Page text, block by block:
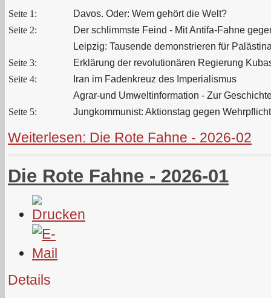
Seite 1:
Davos. Oder: Wem gehört die Welt?
Seite 2:
Der schlimmste Feind - Mit Antifa-Fahne
Leipzig: Tausende demonstrieren für
Seite 3:
Erklärung der revolutionären Regierung
Seite 4:
Iran im Fadenkreuz des Imperialismus
Agrar-und Umweltinformation - Zur
Seite 5:
Jungkommunist: Aktionstag gegen
Weiterlesen: Die Rote Fahne - 2026-02
Die Rote Fahne - 2026-01
Details